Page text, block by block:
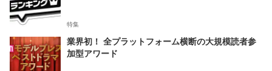
特集
業界初！ 全プラットフォーム横断の大規模読者参
加型アワード